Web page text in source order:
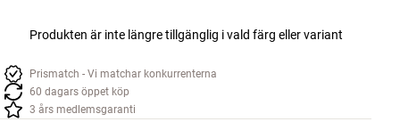
Produkten är inte längre tillgänglig i vald färg eller variant
Prismatch - Vi matchar konkurrenterna
60 dagars öppet köp
3 års medlemsgaranti